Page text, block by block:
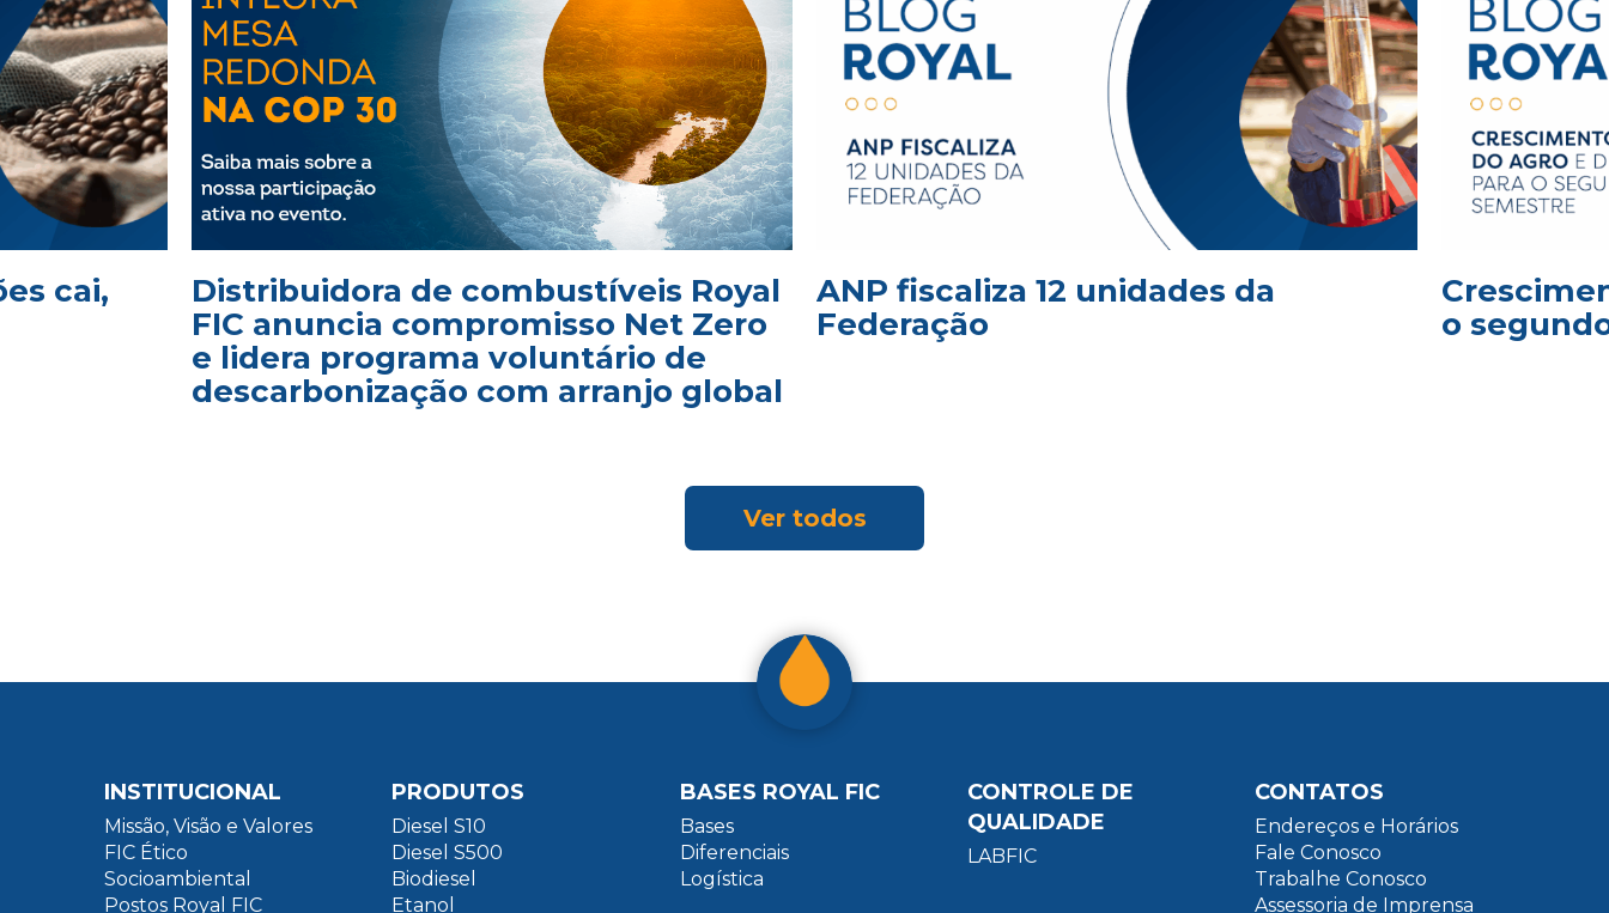
cai,
Distribuidora de combustíveis Royal
FIC anuncia compromisso Net Zero
e lidera programa voluntário de
descarbonização com arranjo global
ANP fiscaliza 12 unidades da
Federação
o
Ver todos
INSTITUCIONAL
Missão, Visão e Valores
FIC Ético
Socioambiental
Postos Royal FIC
PRODUTOS
Diesel S10
Diesel S500
Biodiesel
Etanol
BASES ROYAL FIC
Bases
Diferenciais
Logística
CONTROLE DE
QUALIDADE
LABFIC
CONTATOS
Endereços e Horários
Fale Conosco
Trabalhe Conosco
Assessoria de Imprensa